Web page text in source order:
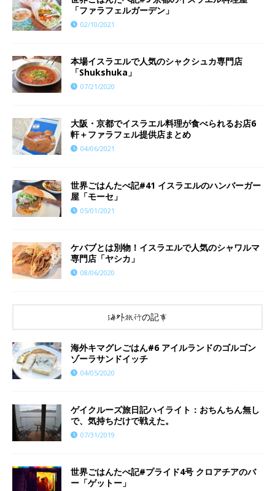
「ファラフェルガーデン」
02/10/2021
本場イスラエルで人気のシャクシュカ専門店
「Shukshuka」
07/21/2020
大阪・京都でイスラエル料理が食べられるお店6
軒＋ファラフェル提供店まとめ
04/06/2021
世界ごはんたべ記#41 イスラエルのハンバーガー
屋「モーセ」
05/01/2021
ケバブとは別物！イスラエルで人気のシャワルマ
専門店「ヤシカ」
08/06/2020
海外旅行の記事
海外キマグレごはん#6 アイルランドのゴルゴン
ゾーラサンドイッチ
04/05/2020
ゲイクルーズ旅日記ハイライト：おちんちん無し
で、気持ちだけで戦えた。
07/31/2019
世界ごはんたべ記#プライド4号 クロアチアのバ
ー「ゲットー」